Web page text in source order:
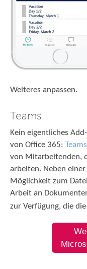
Weiteres anpassen.
Teams
Kein eigentliches
von Office 365: Teams
von Mitarbeitenden,
arbeiten. Neben
Möglichkeit zum
Arbeit an
zur Verfügung, die